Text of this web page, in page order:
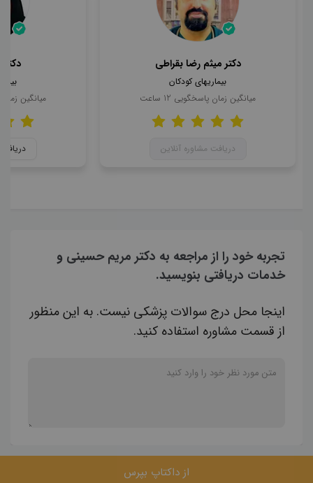
دکتر میثم رضا بقراطی
بیماریهای کودکان
میانگین زمان پاسخگویی 12 ساعت
دریافت مشاوره آنلاین
میانگین
تجربه خود را از مراجعه به دکتر مریم حسینی و
خدمات دریافتی بنویسید.
اینجا محل درج سوالات پزشکی نیست. به این منظور
از قسمت مشاوره استفاده کنید.
از داکتاپ بپرس